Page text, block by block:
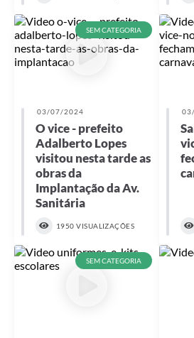
SEM CATEGORIA
03/07/2024
O vice - prefeito
Adalberto Lopes
visitou nesta tarde as
obras da
Implantação da Av.
Sanitária
1950 VISUALIZAÇÕES
SEM CATEGORIA